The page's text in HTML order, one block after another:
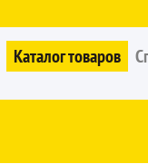
Каталог товаров